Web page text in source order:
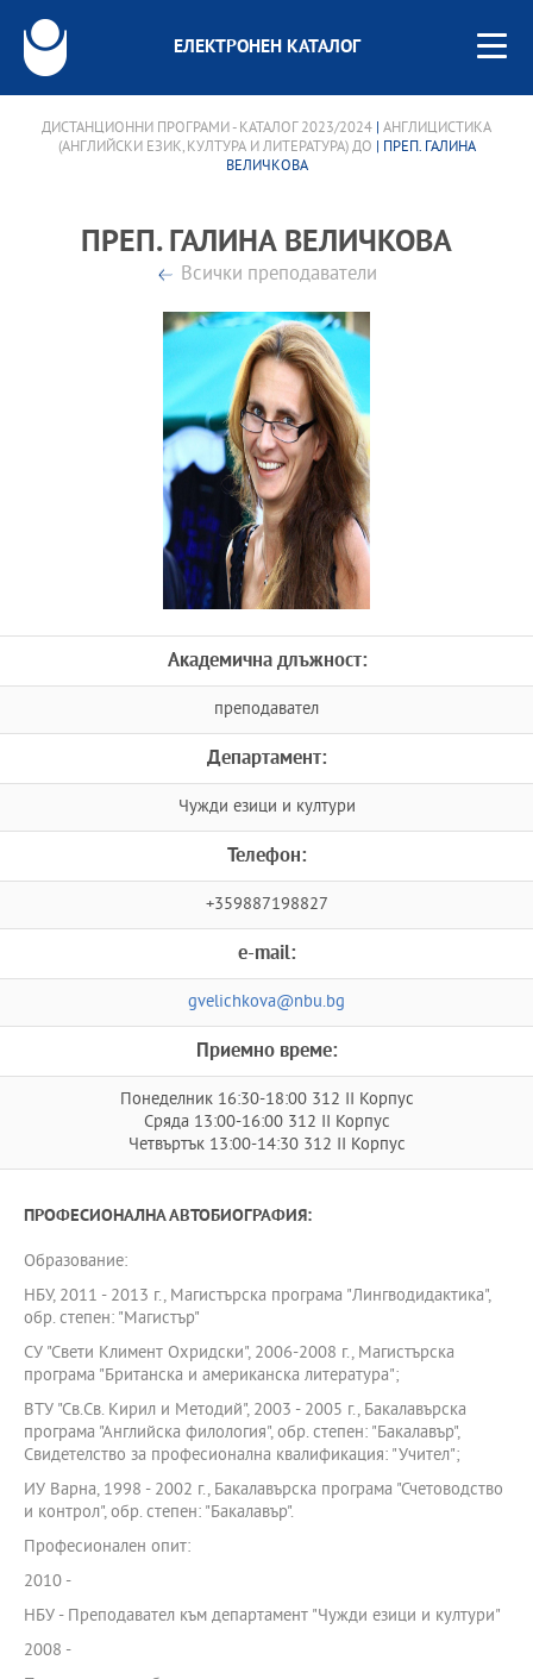
ЕЛЕКТРОНЕН КАТАЛОГ
ДИСТАНЦИОННИ ПРОГРАМИ - КАТАЛОГ 2023/2024 АНГЛИЦИСТИКА
(АНГЛИЙСКИ ЕЗИК, КУЛТУРА И ЛИТЕРАТУРА) ДО | ПРЕП. ГАЛИНА
ВЕЛИЧКОВА
ПРЕП. ГАЛИНА ВЕЛИЧКОВА
Всички преподаватели
Академична длъжност:
преподавател
Департамент:
Чужди езици и култури
Телефон:
+359887198827
e-mail:
gvelichkova@nbu.bg
Приемно време:
Понеделник 16:30-18:00 312 II Корпус
Сряда 13:00-16:00 312 II Корпус
Четвъртък 13:00-14:30 312 II Корпус
ПРОФЕСИОНАЛНА АВТОБИОГРАФИЯ:
Образование:
НБУ, 2011 - 2013 г., Магистърска програма "Лингводидактика",
обр. степен: "Магистър"
СУ "Свети Климент Охридски", 2006-2008 г., Магистърска
програма "Британска и американска литература";
ВТУ "Св.Св. Кирил и Методий", 2003 - 2005 г., Бакалавърска
програма "Английска филология", обр. степен: "Бакалавър",
Свидетелство за професионална квалификация: "Учител";
ИУ Варна, 1998 - 2002 г., Бакалавърска програма "Счетоводство
и контрол", обр. степен: "Бакалавър".
Професионален опит:
2010 -
НБУ - Преподавател към департамент "Чужди езици и култури"
2008 -